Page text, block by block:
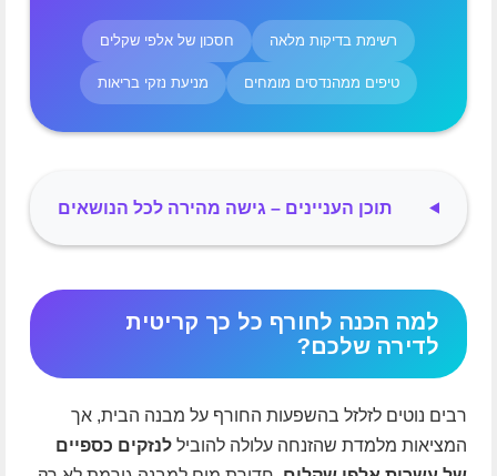
רשימת בדיקות מלאה חסכון של אלפי שקלים
טיפים ממהנדסים מומחים מניעת נזקי בריאות
תוכן העניינים – גישה מהירה לכל הנושאים
למה הכנה לחורף כל כך קריטית
לדירה שלכם?
רבים נוטים לזלזל בהשפעות החורף על מבנה הבית, אך
המציאות מלמדת שהזנחה עלולה להוביל לנזקים כספיים